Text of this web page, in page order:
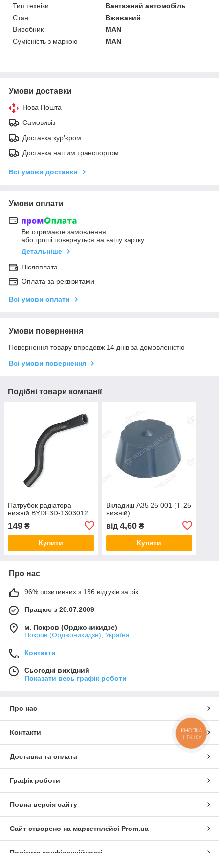
Тип техніки
Вантажний автомобіль
Стан
Вживаний
Виробник
MAN
Сумісність з маркою
MAN
Умови доставки
Нова Пошта
Самовивіз
Доставка кур'єром
Доставка нашим транспортом
Всі умови доставки
Умови оплати
Ви отримаєте замовлення
або гроші повернуться на вашу картку
Детальніше
Післяплата
Оплата за реквізитами
Всі умови оплати
Умови повернення
Повернення товару впродовж 14 днів за домовленістю
Всі умови повернення
Подібні товари компанії
Патрубок радіатора
нижній BYDF3D-1303012
149 ₴
Купити
Вкладиш А35 25 001 (Т-25
нижній)
від 4,60₴
Купити
Про нас
96% позитивних з 136 відгуків за рік
Працює з 20.07.2009
м. Покров (Орджоникидзе)
Покров (Орджоникидзе), Україна
Контакти
Сьогодні вихідний
Показати весь графік роботи
Про нас
Контакти
Доставка та оплата
Графік роботи
Повна версія сайту
Сайт створено на маркетплейсі Prom.ua
КНОПКА
ЗВ'ЯЗКУ